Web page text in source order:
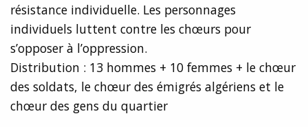
résistance individuelle. Les personnages
individuels luttent contre les chœurs pour
s’opposer à l’oppression.
Distribution : 13 hommes + 10 femmes + le chœur
des soldats, le chœur des émigrés algériens et le
chœur des gens du quartier